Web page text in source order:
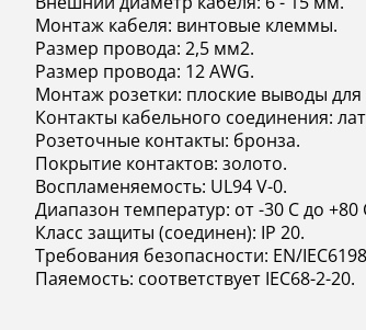
Монтаж кабеля: винтовые клеммы.
Размер провода: 2,5 мм2.
Размер провода: 12 AWG.
Монтаж розетки: плоские выводы для
Контакты кабельного соединения:
Розеточные контакты: бронза.
Покрытие контактов: золото.
Воспламеняемость: UL94 V-0.
Диапазон температур: от -30 C до +80
Класс защиты (соединен): IP 20.
Требования безопасности: EN/
Паяемость: соответствует IEC68-2-20.